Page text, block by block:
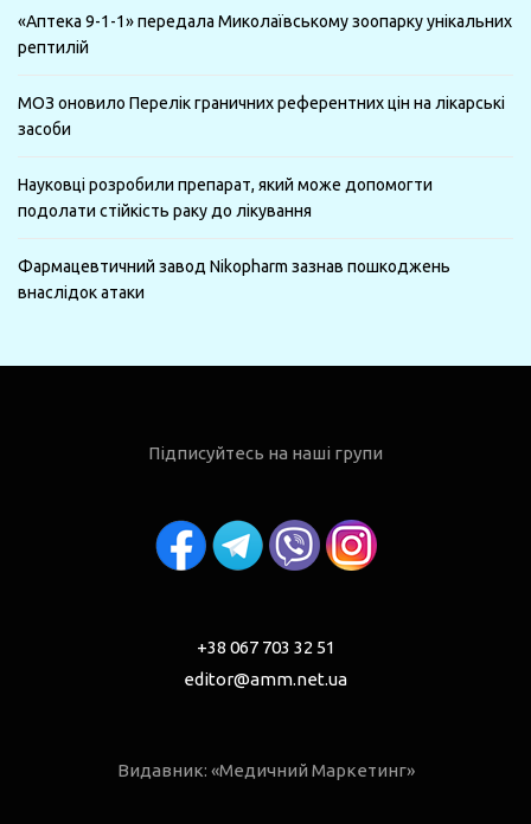
«Аптека 9-1-1» передала Миколаївському зоопарку унікальних
рептилій
МОЗ оновило Перелік граничних референтних цін на лікарські
засоби
Науковці розробили препарат, який може допомогти
подолати стійкість раку до лікування
Фармацевтичний завод Nikopharm зазнав пошкоджень
внаслідок атаки
Підписуйтесь на наші групи
+38 067 703 32 51
editor@amm.net.ua
Видавник: «Медичний Маркетинг»